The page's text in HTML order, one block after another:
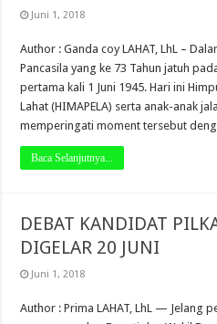
Juni 1, 2018
Author : Ganda coy LAHAT, LhL –
Pancasila yang ke 73 Tahun jatuh
pertama kali 1 Juni 1945. Hari ini
Lahat (HIMAPELA) serta anak-anak
memperingati moment tersebut
Baca Selanjutnya...
DEBAT KANDIDAT
DIGELAR 20 JUNI
Juni 1, 2018
Author : Prima LAHAT, LhL — Jelang